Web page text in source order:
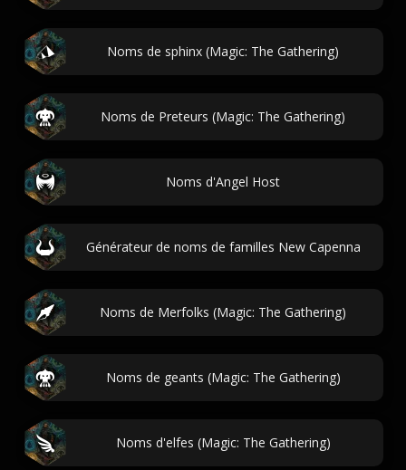
Noms de sphinx (Magic: The Gathering)
Noms de Preteurs (Magic: The Gathering)
Noms d'Angel Host
Générateur de noms de familles New Capenna
Noms de Merfolks (Magic: The Gathering)
Noms de geants (Magic: The Gathering)
Noms d'elfes (Magic: The Gathering)